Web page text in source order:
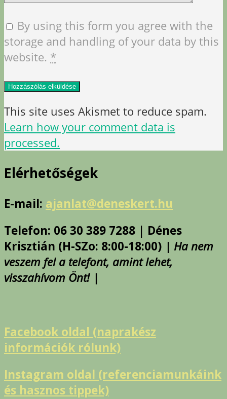
By using this form you agree with the
storage and handling of your data by this
website. *
This site uses Akismet to reduce spam.
Learn how your comment data is
processed.
Elérhetőségek
E-mail: ajanlat@deneskert.hu
Telefon: 06 30 389 7288 | Dénes
Krisztián (H-SZo: 8:00-18:00) | Ha nem
veszem fel a telefont, amint lehet,
visszahívom Önt! |
Facebook oldal (naprakész
információk rólunk)
Instagram oldal (referenciamunkáink
és hasznos tippek)